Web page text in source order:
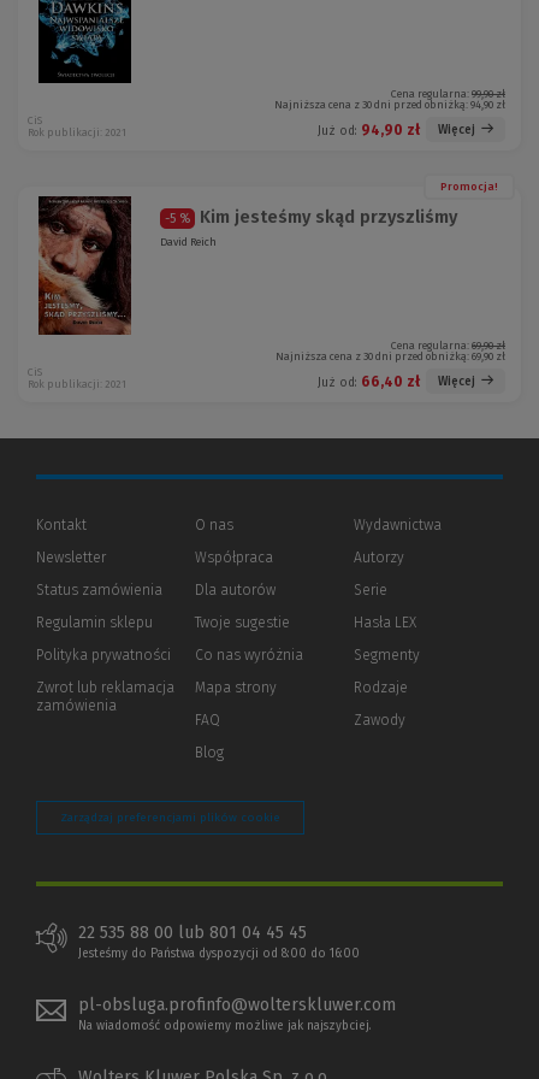
Cena regularna: 99,90 zł
Najniższa cena z 30 dni przed obniżką: 94,90 zł
Już od: 94,90 zł Więcej
CiS
Rok publikacji: 2021
Promocja!
-5 % Kim jesteśmy skąd przyszliśmy
David Reich
Cena regularna: 69,90 zł
Najniższa cena z 30 dni przed obniżką: 69,90 zł
Już od: 66,40 zł Więcej
CiS
Rok publikacji: 2021
Kontakt
Newsletter
Status zamówienia
Regulamin sklepu
Polityka prywatności (Nowe
(Link
innej
Zwrot lub reklamacja
zamówienia
O nas
Współpraca
Dla autorów(Nowe
(Link
innej
strony)
Twoje sugestie
Co nas wyróżnia
Mapa strony
FAQ
Blog
Wydawnictwa
Autorzy
Serie
Hasła LEX
Segmenty
Rodzaje
Zawody
Zarządzaj preferencjami plików cookie
22 535 88 00 lub 801 04 45 45
Jesteśmy do Państwa dyspozycji od 8:00 do 16:00
pl-obsluga.profinfo@wolterskluwer.com
Na wiadomość odpowiemy możliwe jak najszybciej.